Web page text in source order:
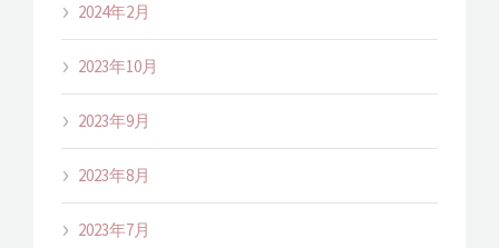
2024年2月
2023年10月
2023年9月
2023年8月
2023年7月